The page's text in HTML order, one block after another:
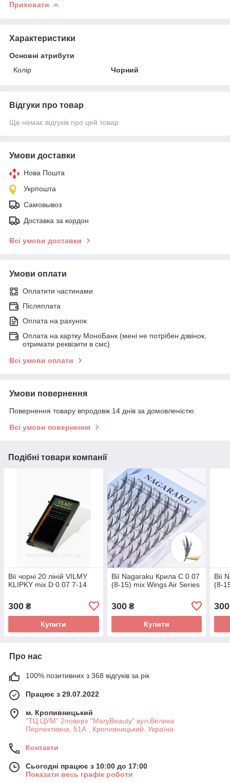
Приховати
Характеристики
Основні атрибути
Колір
Чорний
Відгуки про товар
Ще немає відгуків про цей товар
Умови доставки
Нова Пошта
Укрпошта
Самовывоз
Доставка за кордон
Всі умови доставки
Умови оплати
Оплатити частинами
Післяплата
Оплата на рахунок
Оплата на картку МоноБанк (мені не потрібен дзвінок,
отримати реквізити в смс)
Всі умови оплати
Умови повернення
Повернення товару впродовж 14 днів за домовленістю
Всі умови повернення
Подібні товари компанії
Вії чорні 20 ліній VILMY
KLIPKY mix D 0.07 7-14
300 ₴
Купити
Вії Nagaraku Крила C 0.07
(8-15) mix Wings Air Series
300₴
Купити
Вії
(8-
300
Про нас
100% позитивних з 368 відгуків за рік
Працює з 29.07.2022
м. Кропивницький
"ТЦ ЦУМ" 2поверх "MaryBeauty" вул.Велика
Перпективна, 51А , Кропивницький, Україна
Контакти
Сьогодні працює з 10:00 до 17:00
Показати весь графік роботи